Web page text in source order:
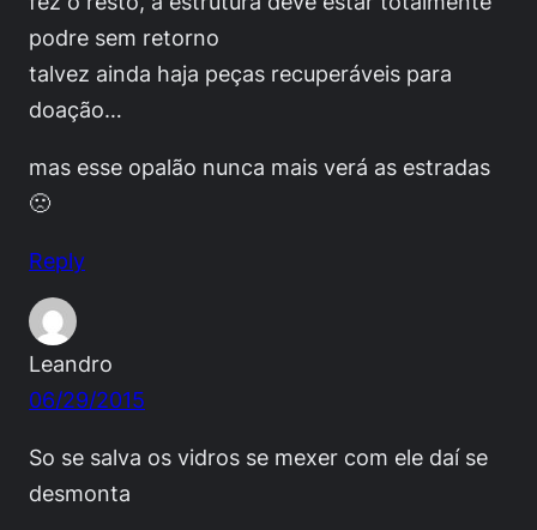
podre sem retorno
talvez ainda haja peças recuperáveis para
doação…
mas esse opalão nunca mais verá as estradas
🙁
Reply
Leandro
06/29/2015
So se salva os vidros se mexer com ele daí se
desmonta